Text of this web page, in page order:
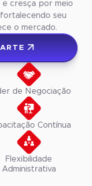
e cresça por meio
seu
o mercado.
de Negociação
Contínua
Flexibilidade
Administrativa